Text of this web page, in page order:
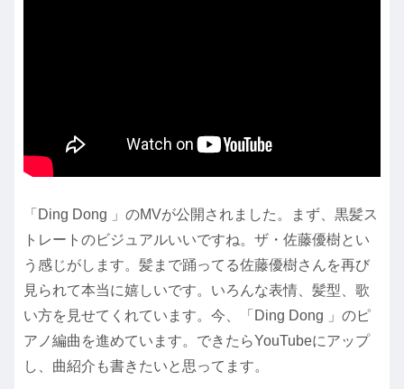
「Ding Dong 」のMVが公開されました。まず、黒髪ス
トレートのビジュアルいいですね。ザ・佐藤優樹とい
う感じがします。髪まで踊ってる佐藤優樹さんを再び
見られて本当に嬉しいです。いろんな表情、髪型、歌
い方を見せてくれています。今、「Ding Dong 」のピ
アノ編曲を進めています。できたらYouTubeにアップ
し、曲紹介も書きたいと思ってます。